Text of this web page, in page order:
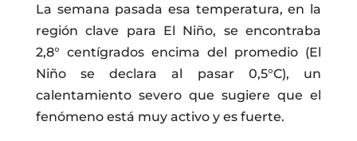
La semana pasada esa temperatura, en la
región clave para El Niño, se encontraba
2,8° centígrados encima del promedio (El
Niño se declara al pasar 0,5°C), un
calentamiento severo que sugiere que el
fenómeno está muy activo y es fuerte.